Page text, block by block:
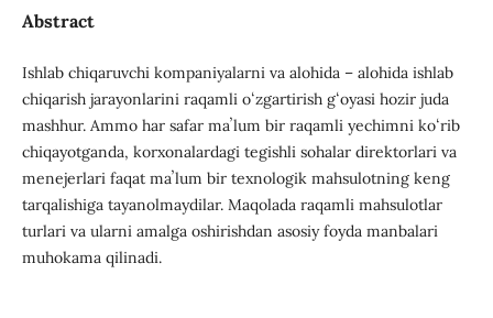
Abstract
Ishlab chiqaruvchi kompaniyalarni va alohida – alohida ishlab
chiqarish jarayonlarini raqamli oʻzgartirish gʻoyasi hozir juda
mashhur. Ammo har safar maʼlum bir raqamli yechimni koʻrib
chiqayotganda, korxonalardagi tegishli sohalar direktorlari va
menejerlari faqat maʼlum bir texnologik mahsulotning keng
tarqalishiga tayanolmaydilar. Maqolada raqamli mahsulotlar
turlari va ularni amalga oshirishdan asosiy foyda manbalari
muhokama qilinadi.